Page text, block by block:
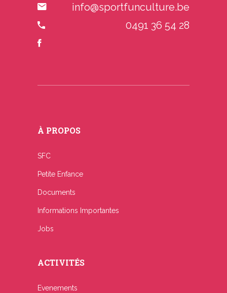
info@sportfunculture.be
0491 36 54 28
À PROPOS
SFC
Petite Enfance
Documents
Informations Importantes
Jobs
ACTIVITÉS
Evenements